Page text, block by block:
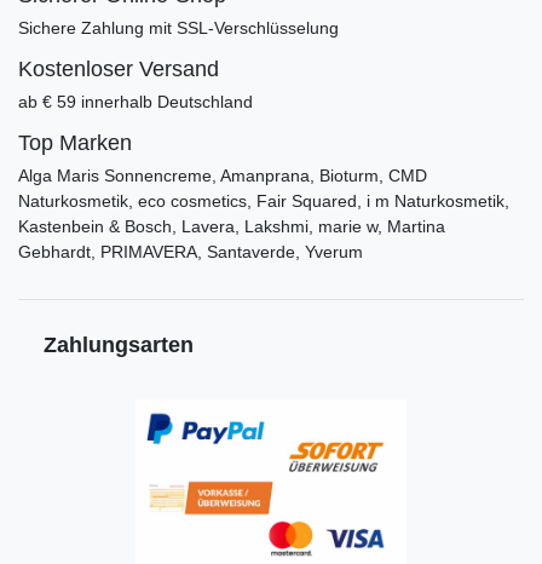
Sichere Zahlung mit SSL-Verschlüsselung
Kostenloser Versand
ab € 59 innerhalb Deutschland
Top Marken
Alga Maris Sonnencreme, Amanprana, Bioturm, CMD
Naturkosmetik, eco cosmetics, Fair Squared, i m Naturkosmetik,
Kastenbein & Bosch, Lavera, Lakshmi, marie w, Martina
Gebhardt, PRIMAVERA, Santaverde, Yverum
Zahlungsarten